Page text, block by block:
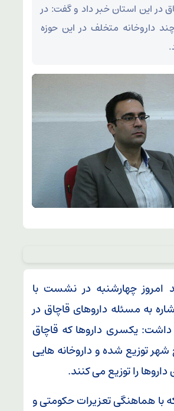
در این استان خبر داد و گفت: در
داروخانه متخلف در این حوزه
امروز چهارشنبه در نشست با
به مسئله داروهای قاچاق در
داشت: یکسری داروها که قاچاق
توزیع شده و داروخانه هایی
را توزیع می کنند.
با هماهنگی تعزیرات حکومتی و